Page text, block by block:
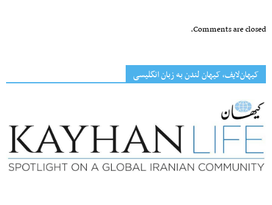
Comments are closed.
کیهان‌لایف، کیهان لندن به زبان انگلیسی